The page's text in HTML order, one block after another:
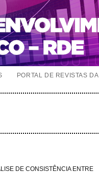
PORTAL DE REVISTAS DA
DE CONSISTÊNCIA ENTRE